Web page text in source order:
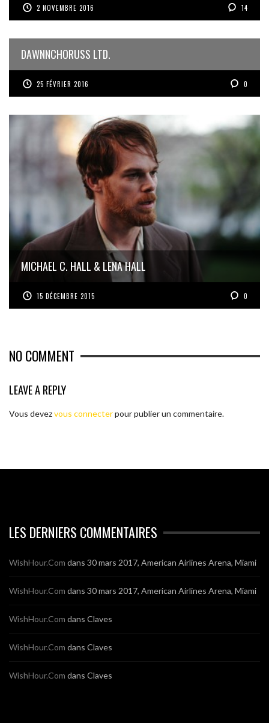
2 NOVEMBRE 2016 14
DAWNNCHORUSS LTD.
25 FÉVRIER 2016 0
MICHAEL C. HALL & LENA HALL
15 DÉCEMBRE 2015 0
NO COMMENT
LEAVE A REPLY
Vous devezvous connecterpour publier un commentaire.
LES DERNIERS COMMENTAIRES
WishHour.Com dans 30 mars 2017, American Airlines Arena, Miami
WishHour.Com dans 30 mars 2017, American Airlines Arena, Miami
WishHour.Com dans Claves
WishHour.Com dans Claves
WishHour.Com dans Claves